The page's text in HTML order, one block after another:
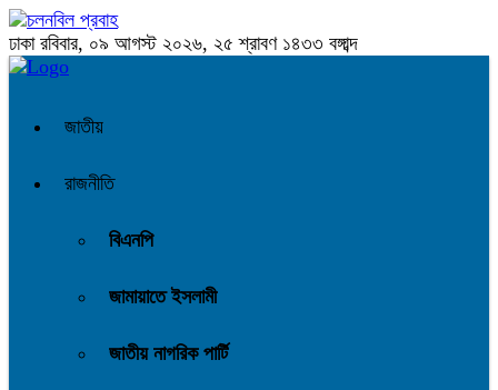
ঢাকা রবিবার, ০৯ আগস্ট ২০২৬, ২৫ শ্রাবণ ১৪৩৩ বঙ্গাব্দ
জাতীয়
রাজনীতি
বিএনপি
জামায়াতে ইসলামী
জাতীয় নাগরিক পার্টি